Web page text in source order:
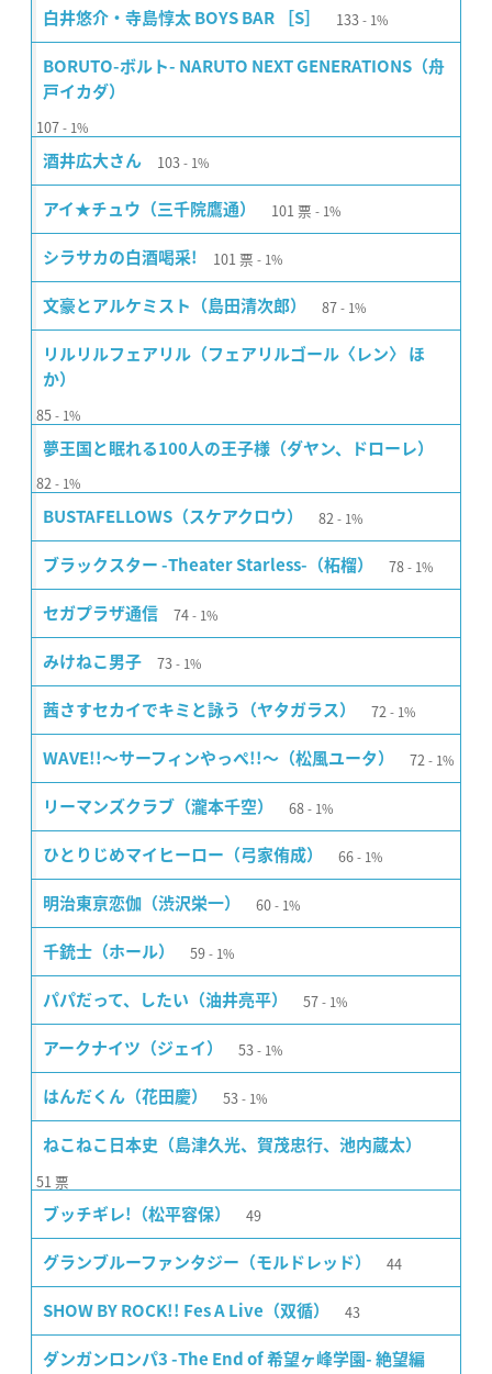
白井悠介・寺島惇太 BOYS BAR ［S］ 133 1%
BORUTO-ボルト- NARUTO NEXT GENERATIONS（舟
戸イカダ）
107 1%
酒井広大さん 103 1%
アイ★チュウ（三千院鷹通） 101 票 1%
シラサカの白酒喝采! 101 票 1%
文豪とアルケミスト（島田清次郎） 87 1%
リルリルフェアリル（フェアリルゴール〈レン〉 ほ
か）
85 1%
夢王国と眠れる100人の王子様（ダヤン、ドローレ）
82 1%
BUSTAFELLOWS（スケアクロウ） 82 1%
ブラックスター -Theater Starless-（柘榴） 78 1%
セガプラザ通信 74 1%
みけねこ男子 73 1%
茜さすセカイでキミと詠う（ヤタガラス） 72 1%
WAVE!!〜サーフィンやっぺ!!〜（松風ユータ） 72 1%
リーマンズクラブ（瀧本千空） 68 1%
ひとりじめマイヒーロー（弓家侑成） 66 1%
明治東亰恋伽（渋沢栄一） 60 1%
千銃士（ホール） 59 1%
パパだって、したい（油井亮平） 57 1%
アークナイツ（ジェイ） 53 1%
はんだくん（花田慶） 53 1%
ねこねこ日本史（島津久光、賀茂忠行、池内蔵太）
51 票
ブッチギレ!（松平容保） 49
グランブルーファンタジー（モルドレッド） 44
SHOW BY ROCK!! Fes A Live（双循） 43
ダンガンロンパ3 -The End of 希望ヶ峰学園- 絶望編